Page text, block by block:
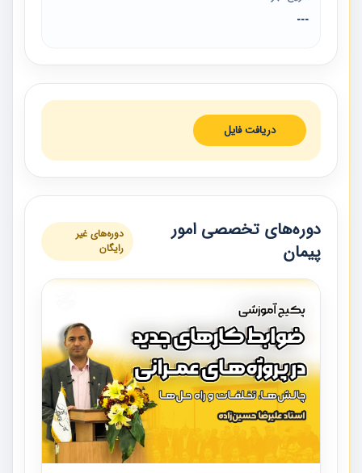
---
دریافت فایل
دوره‌های تخصصی امور
پیمان
دوره‌های غیر
رایگان